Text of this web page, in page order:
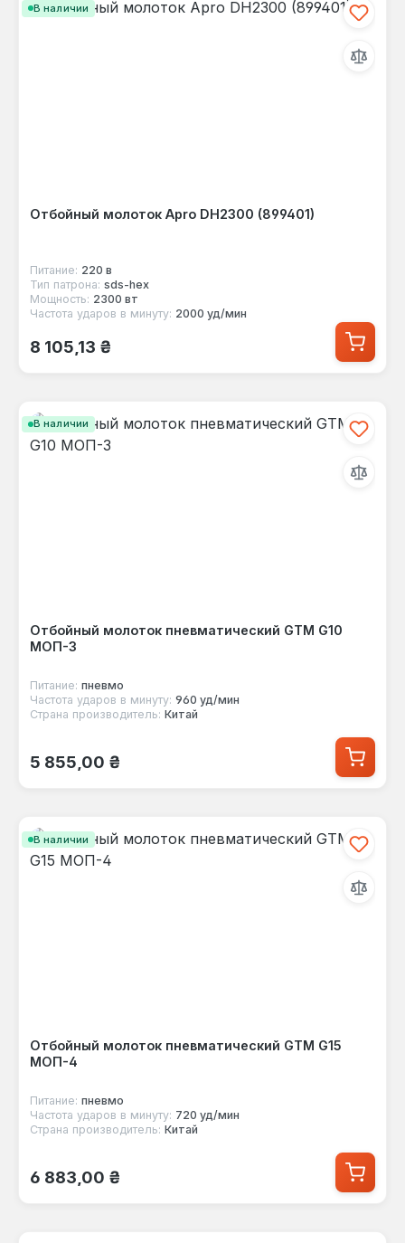
В наличии
Отбойный молоток Apro DH2300 (899401)
Питание: 220 в
Тип патрона: sds-hex
Мощность: 2300 вт
Частота ударов в минуту: 2000 уд/мин
Обычная цена:
8 105,13 ₴
В наличии
Отбойный молоток пневматический GTM G10
МОП-3
Питание: пневмо
Частота ударов в минуту: 960 уд/мин
Страна производитель: Китай
Обычная цена:
5 855,00 ₴
В наличии
Отбойный молоток пневматический GTM G15
МОП-4
Питание: пневмо
Частота ударов в минуту: 720 уд/мин
Страна производитель: Китай
Обычная цена:
6 883,00 ₴